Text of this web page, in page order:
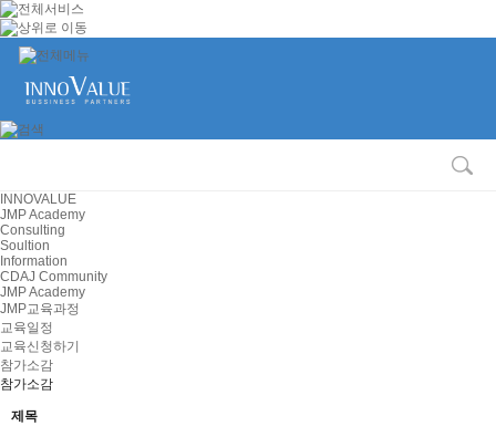
INNOVALUE
JMP Academy
Consulting
Soultion
Information
CDAJ Community
JMP Academy
JMP교육과정
교육일정
교육신청하기
참가소감
참가소감
제목